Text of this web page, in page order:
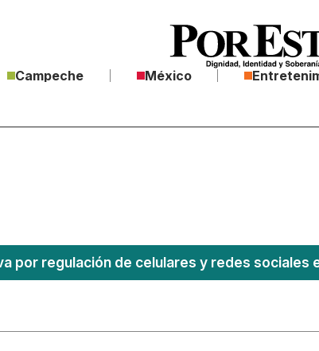
Campeche México
por regulación de celulares y redes